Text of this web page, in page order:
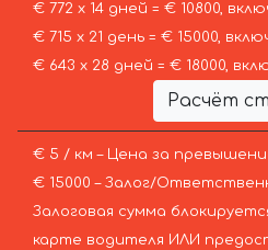
€ 772 х 14 дней = € 10800,
€ 715 х 21 день = € 15000,
€ 643 х 28 дней = € 18000,
Расчёт
€ 5 / км – Цена за
€ 15000 – Залог/
Залоговая сумма
карте водителя ИЛИ